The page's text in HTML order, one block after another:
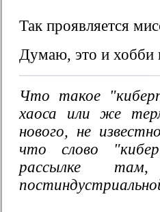
Так проявляется
Думаю, это и хобби
Что такое
хаоса или же
нового, не
что слово
рассылке